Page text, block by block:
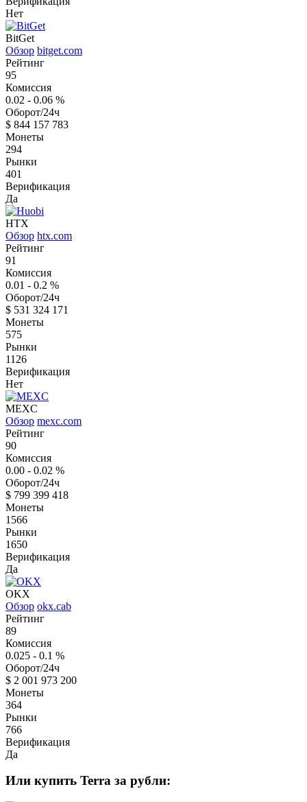
Нет
BitGet
Обзор bitget.com
Рейтинг
95
Комиссия
0.02 - 0.06 %
Оборот/24ч
$ 844 157 783
Монеты
294
Рынки
401
Верификация
Да
HTX
Обзор htx.com
Рейтинг
91
Комиссия
0.01 - 0.2 %
Оборот/24ч
$ 531 324 171
Монеты
575
Рынки
1126
Верификация
Нет
MEXC
Обзор mexc.com
Рейтинг
90
Комиссия
0.00 - 0.02 %
Оборот/24ч
$ 799 399 418
Монеты
1566
Рынки
1650
Верификация
Да
OKX
Обзор okx.cab
Рейтинг
89
Комиссия
0.025 - 0.1 %
Оборот/24ч
$ 2 001 973 200
Монеты
364
Рынки
766
Верификация
Да
Или купить Terra за рубли: